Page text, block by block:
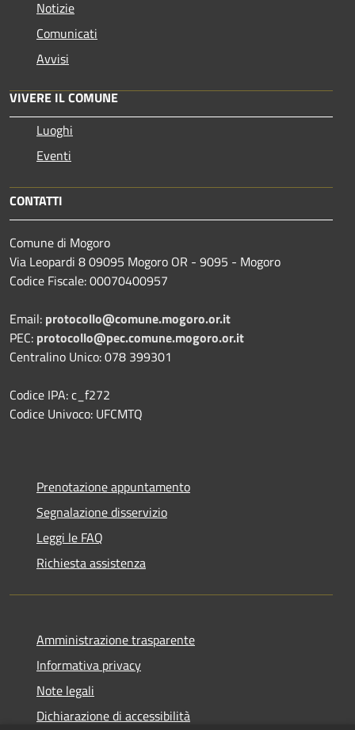
Notizie
Comunicati
Avvisi
VIVERE IL COMUNE
Luoghi
Eventi
CONTATTI
Comune di Mogoro
Via Leopardi 8 09095 Mogoro OR - 9095 - Mogoro
Codice Fiscale: 00070400957
Email: protocollo@comune.mogoro.or.it
PEC: protocollo@pec.comune.mogoro.or.it
Centralino Unico: 078 399301
Codice IPA: c_f272
Codice Univoco: UFCMTQ
Prenotazione appuntamento
Segnalazione disservizio
Leggi le FAQ
Richiesta assistenza
Amministrazione trasparente
Informativa privacy
Note legali
Dichiarazione di accessibilità